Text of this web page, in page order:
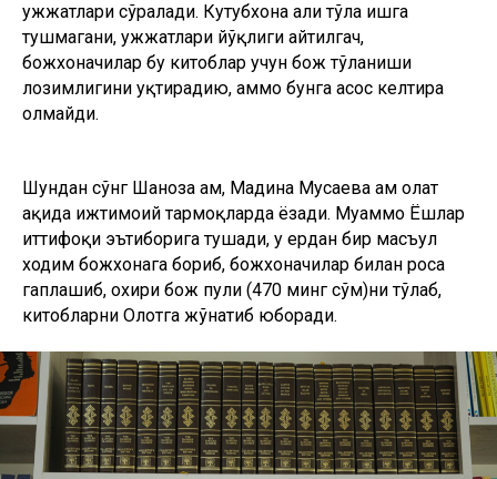
ҳужжатлари сўралади. Кутубхона ҳали тўла ишга
тушмагани, ҳужжатлари йўқлиги айтилгач,
божхоначилар бу китоблар учун бож тўланиши
лозимлигини уқтирадию, аммо бунга асос келтира
олмайди.
Шундан сўнг Шаҳноза ҳам, Мадина Мусаева ҳам ҳолат
ҳақида ижтимоий тармоқларда ёзади. Муаммо Ёшлар
иттифоқи эътиборига тушади, у ердан бир масъул
ходим божхонага бориб, божхоначилар билан роса
гаплашиб, охири бож пули (470 минг сўм)ни тўлаб,
китобларни Олотга жўнатиб юборади.